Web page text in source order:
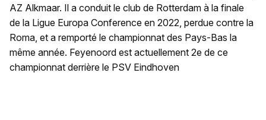
AZ Alkmaar. Il a conduit le club de Rotterdam à la finale
de la Ligue Europa Conference en 2022, perdue contre la
Roma, et a remporté le championnat des Pays-Bas la
même année. Feyenoord est actuellement 2e de ce
championnat derrière le PSV Eindhoven